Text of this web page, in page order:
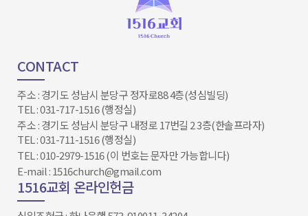
CONTACT
주소 : 경기도 성남시 분당구 정자로88 4층(성심빌딩)
TEL : 031-717-1516 (행정실)
주소 : 경기도 성남시 분당구 내정로 17번길 2 3층(한솔프라자)
TEL : 031-711-1516 (행정실)
TEL : 010-2979-1516 (이 번호는 문자만 가능합니다)
E-mail : 1516church@gmail.com
1516교회 온라인헌금